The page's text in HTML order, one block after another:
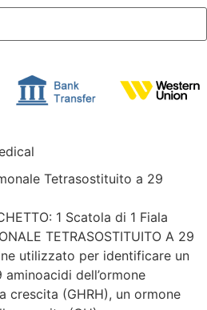
Tetrasostituito a 29
1 Scatola di 1 Fiala
TETRASOSTITUITO A 29
utilizzato per identificare un
dell’ormone
crescita (GHRH), un ormone